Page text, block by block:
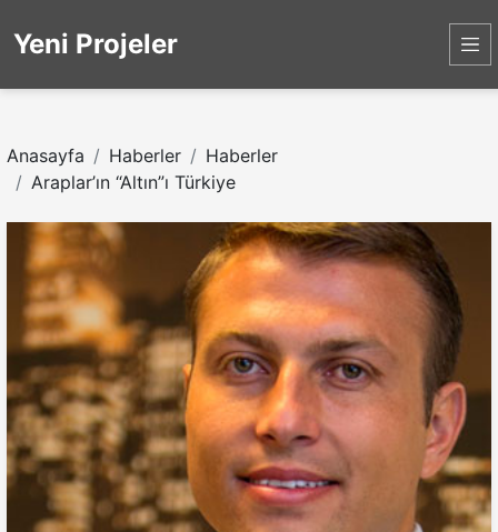
Yeni Projeler
Anasayfa Haberler
Haberler
Araplar’ın “Altın”ı Türkiye